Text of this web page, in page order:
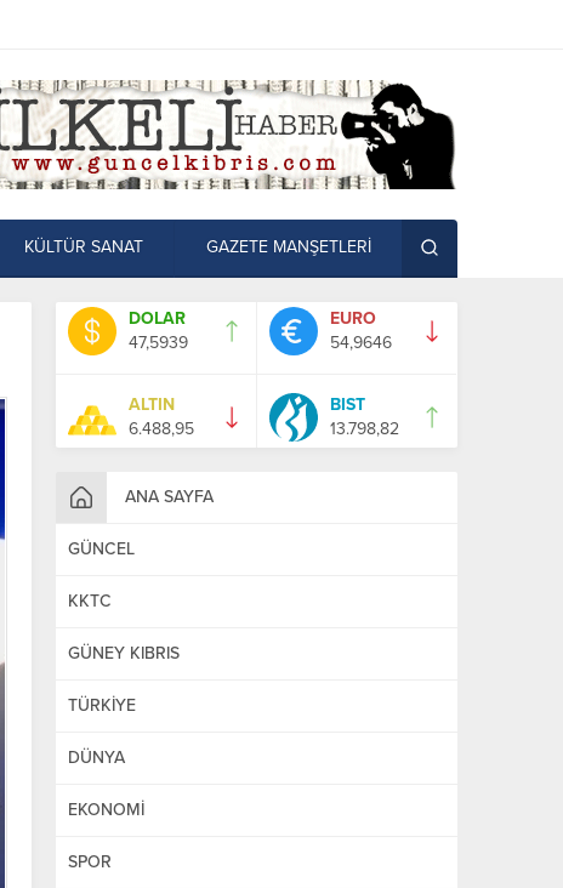
KÜLTÜR SANAT GAZETE MANŞETLERİ
DOLAR
47,5939
EURO
54,9646
ALTIN
6.488,95
BIST
13.798,82
ANA SAYFA
GÜNCEL
KKTC
GÜNEY KIBRIS
TÜRKİYE
DÜNYA
EKONOMİ
SPOR